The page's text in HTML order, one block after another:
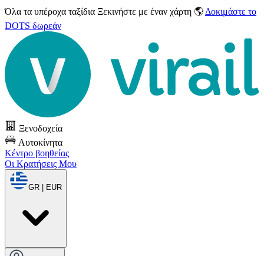
Όλα τα υπέροχα ταξίδια Ξεκινήστε με έναν χάρτη 🌎 Δοκιμάστε το
DOTS δωρεάν
Ξενοδοχεία
Αυτοκίνητα
Κέντρο βοηθείας
Οι Κρατήσεις Μου
GR | EUR